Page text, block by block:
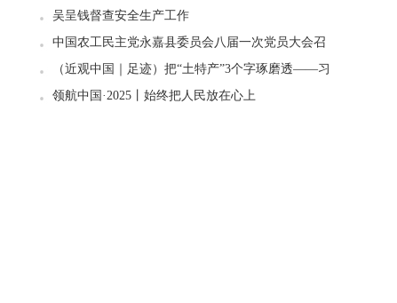
吴呈钱督查安全生产工作
中国农工民主党永嘉县委员会八届一次党员大会召
开
（近观中国｜足迹）把“土特产”3个字琢磨透——习
近平走进柚子园
领航中国·2025丨始终把人民放在心上